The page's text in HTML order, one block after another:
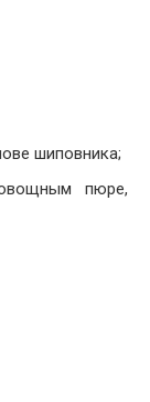
шиповника;
пюре,